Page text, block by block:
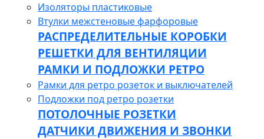
Изоляторы пластиковые
Втулки межстеновые фарфоровые
РАСПРЕДЕЛИТЕЛЬНЫЕ КОРОБКИ
РЕШЕТКИ ДЛЯ ВЕНТИЛЯЦИИ
РАМКИ И ПОДЛОЖКИ РЕТРО
Рамки для ретро розеток и выключателей
Подложки под ретро розетки
ПОТОЛОЧНЫЕ РОЗЕТКИ
ДАТЧИКИ ДВИЖЕНИЯ И ЗВОНКИ